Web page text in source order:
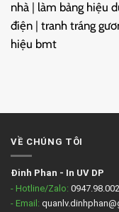
nhà | làm bảng hiệu
điện | tranh tráng
hiệu bmt
VỀ CHÚNG TÔI
Đinh Phan - In UV DP
- Hotline/Zalo:
- Email: